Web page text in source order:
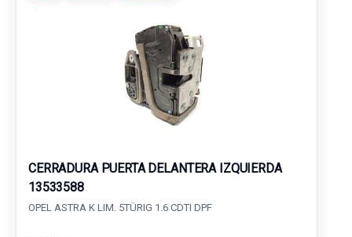
CERRADURA PUERTA DELANTERA IZQUIERDA
13533588
OPEL ASTRA K LIM. 5TÜRIG 1.6 CDTI DPF